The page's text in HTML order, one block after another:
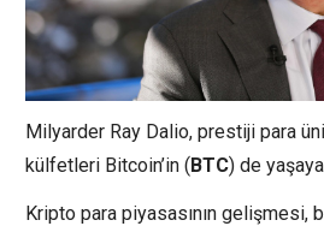
Milyarder Ray Dalio, prestiji para
külfetleri Bitcoin’in (BTC) de
Kripto para piyasasının gelişmesi,